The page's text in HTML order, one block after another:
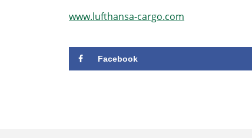
www.lufthansa-cargo.com
Facebook